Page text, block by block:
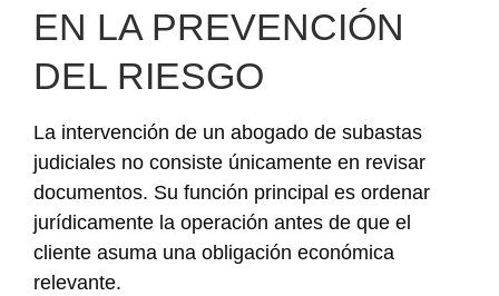
EN LA PREVENCIÓN
DEL RIESGO
La intervención de un abogado de subastas
judiciales no consiste únicamente en revisar
documentos. Su función principal es ordenar
jurídicamente la operación antes de que el
cliente asuma una obligación económica
relevante.